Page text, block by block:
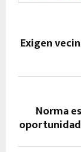
Exigen
Norma